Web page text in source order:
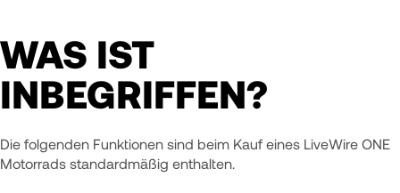
WAS IST
INBEGRIFFEN?
Die folgenden Funktionen sind beim Kauf eines LiveWire ONE
Motorrads standardmäßig enthalten.